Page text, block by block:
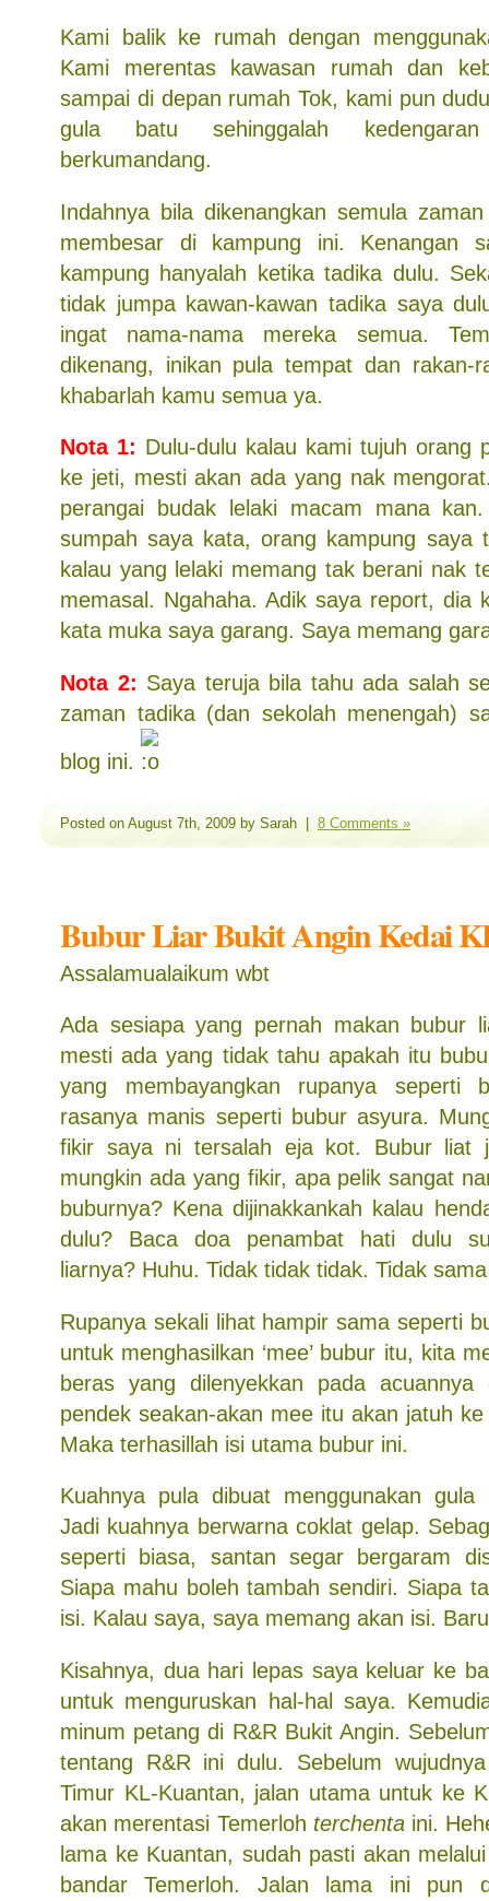
Kami balik ke rumah dengan
Kami merentas kawasan rumah dan
sampai di depan rumah Tok, kami pun
gula batu sehinggalah
berkumandang.
Indahnya bila dikenangkan semula
membesar di kampung ini. Kenangan
kampung hanyalah ketika tadika dulu.
tidak jumpa kawan-kawan tadika saya
ingat nama-nama mereka semua.
dikenang, inikan pula tempat dan rakan-
khabarlah kamu semua ya.
Nota 1: Dulu-dulu kalau kami tujuh orang
ke jeti, mesti akan ada yang nak
perangai budak lelaki macam mana
sumpah saya kata, orang kampung saya
kalau yang lelaki memang tak berani nak
memasal. Ngahaha. Adik saya report, dia
kata muka saya garang. Saya memang
Nota 2: Saya teruja bila tahu ada salah
zaman tadika (dan sekolah menengah)
blog ini.
Posted on August 7th, 2009 by Sarah | 8 Comments »
Bubur Liar Bukit Angin Kedai
Assalamualaikum wbt
Ada sesiapa yang pernah makan bubur
mesti ada yang tidak tahu apakah itu
yang membayangkan rupanya seperti
rasanya manis seperti bubur asyura.
fikir saya ni tersalah eja kot. Bubur liat
mungkin ada yang fikir, apa pelik sangat
buburnya? Kena dijinakkankah kalau
dulu? Baca doa penambat hati dulu
liarnya? Huhu. Tidak tidak tidak. Tidak
Rupanya sekali lihat hampir sama seperti
untuk menghasilkan ‘mee’ bubur itu, kita
beras yang dilenyekkan pada acuannya
pendek seakan-akan mee itu akan jatuh
Maka terhasillah isi utama bubur ini.
Kuahnya pula dibuat menggunakan gula
Jadi kuahnya berwarna coklat gelap.
seperti biasa, santan segar bergaram
Siapa mahu boleh tambah sendiri. Siapa
isi. Kalau saya, saya memang akan isi.
Kisahnya, dua hari lepas saya keluar ke
untuk menguruskan hal-hal saya.
minum petang di R&R Bukit Angin.
tentang R&R ini dulu. Sebelum
Timur KL-Kuantan, jalan utama untuk ke
akan merentasi Temerloh terchentaini.
lama ke Kuantan, sudah pasti akan
bandar Temerloh. Jalan lama ini pun